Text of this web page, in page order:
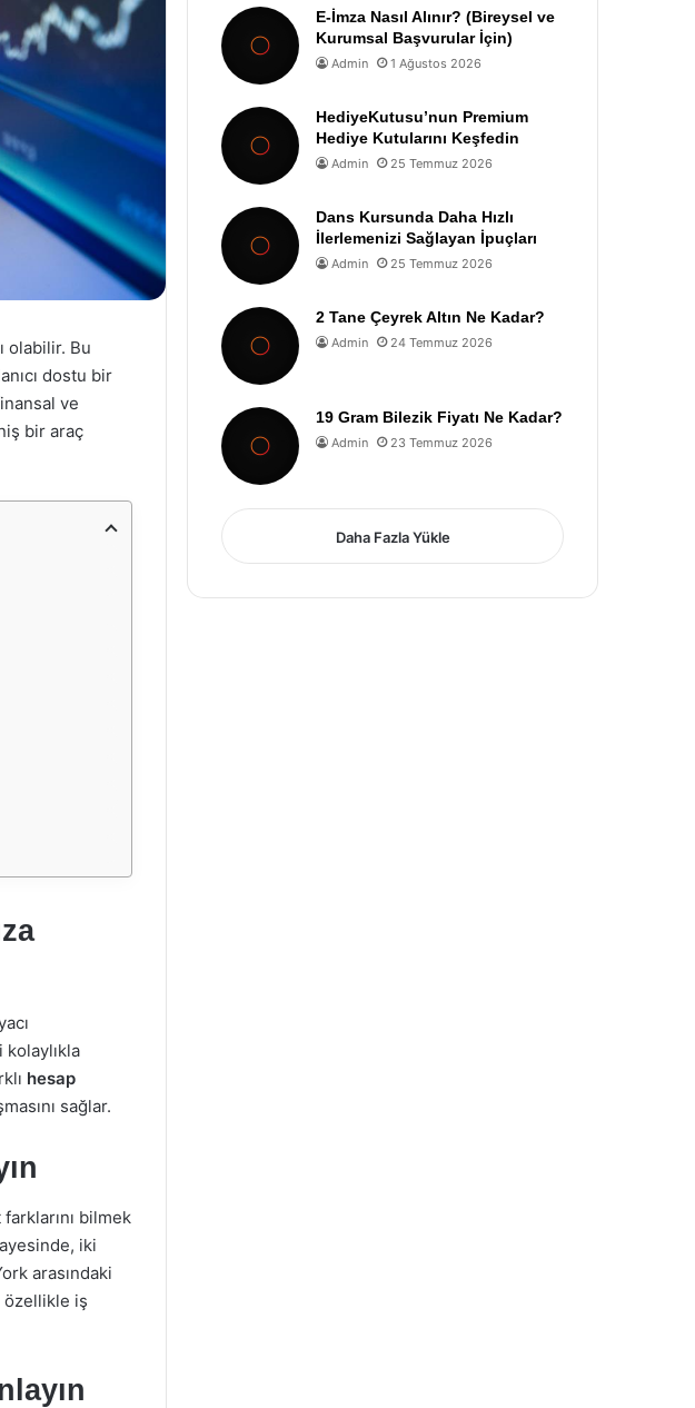
olabilir. Bu
dostu bir
ve
bir araç
kolaylıkla
hesap
sağlar.
bilmek
iki
arasındaki
özellikle iş
E-İmza Nasıl Alınır? (Bireysel ve
Kurumsal Başvurular İçin)
Admin 1 Ağustos 2026
HediyeKutusu’nun Premium
Hediye Kutularını Keşfedin
Admin 25 Temmuz 2026
Dans Kursunda Daha Hızlı
İlerlemenizi Sağlayan İpuçları
Admin 25 Temmuz 2026
2 Tane Çeyrek Altın Ne Kadar?
Admin 24 Temmuz 2026
19 Gram Bilezik Fiyatı Ne Kadar?
Admin 23 Temmuz 2026
Daha Fazla Yükle